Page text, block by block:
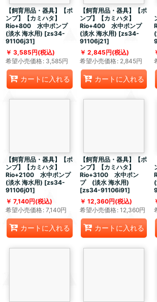
【飼育用品・器具】【ポ
ンプ】【カミハタ】
Rio+800 水中ポンプ
(淡水 海水用) [zs34-
91106j31]
3,585円(税込)
希望小売価格: 3,585円
カートに入れる
【飼育用品・器具】【ポ
ンプ】【カミハタ】
Rio+400 水中ポンプ
(淡水 海水用) [zs34-
91106j21]
2,845円(税込)
希望小売価格: 2,845円
カートに入れる
【飼育用品・器具】【ポ
ンプ】【カミハタ】
Rio+2100 水中ポンプ
(淡水 海水用) [zs34-
91106j01]
7,140円(税込)
希望小売価格: 7,140円
カートに入れる
【飼育用品・器具】【ポ
ンプ】【カミハタ】
Rio+3100 水中ポン
プ (淡水 海水用)
[zs34-91106i91]
12,360円(税込)
希望小売価格: 12,360円
カートに入れる